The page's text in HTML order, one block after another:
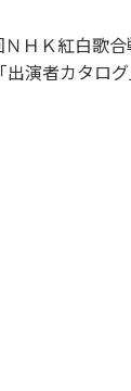
ＨＫ紅白歌
演者カタロ